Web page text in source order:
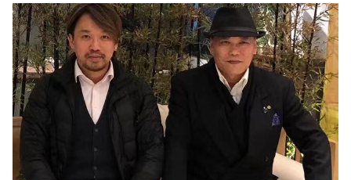
日本東山魁夷畫伯唯一入室弟子---富城 廣開先生